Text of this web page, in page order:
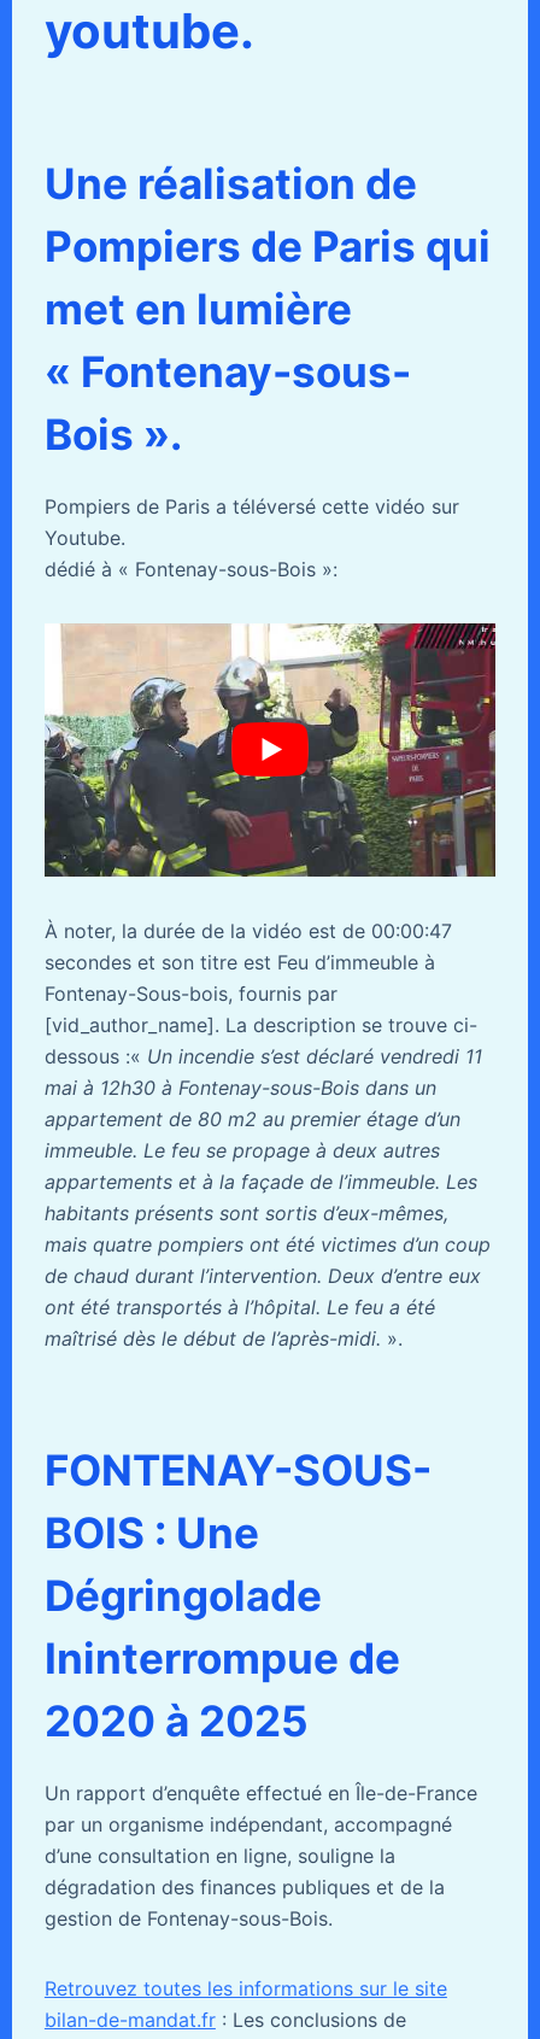
youtube.
Une réalisation de
Pompiers de Paris qui
met en lumière
« Fontenay-sous-
Bois ».
Pompiers de Paris a téléversé cette vidéo sur
Youtube.
dédié à « Fontenay-sous-Bois »:
À noter, la durée de la vidéo est de 00:00:47
secondes et son titre est Feu d’immeuble à
Fontenay-Sous-bois, fournis par
[vid_author_name]. La description se trouve ci-
dessous :« Un incendie s’est déclaré vendredi 11
mai à 12h30 à Fontenay-sous-Bois dans un
appartement de 80 m2 au premier étage d’un
immeuble. Le feu se propage à deux autres
appartements et à la façade de l’immeuble. Les
habitants présents sont sortis d’eux-mêmes,
mais quatre pompiers ont été victimes d’un coup
de chaud durant l’intervention. Deux d’entre eux
ont été transportés à l’hôpital. Le feu a été
maîtrisé dès le début de l’après-midi. ».
FONTENAY-SOUS-
BOIS : Une
Dégringolade
Ininterrompue de
2020 à 2025
Un rapport d’enquête effectué en Île-de-France
par un organisme indépendant, accompagné
d’une consultation en ligne, souligne la
dégradation des finances publiques et de la
gestion de Fontenay-sous-Bois.
Retrouvez toutes les informations sur le site
bilan-de-mandat.fr: Les conclusions de